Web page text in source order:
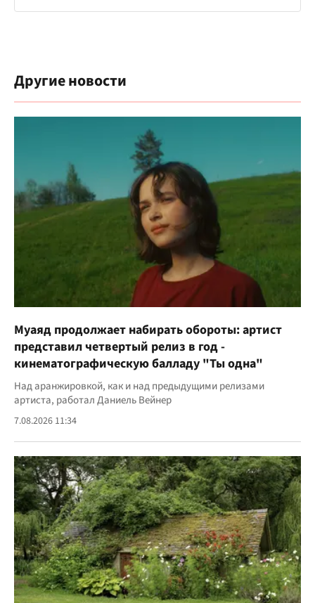
Другие новости
Муаяд продолжает набирать обороты: артист
представил четвертый релиз в год -
кинематографическую балладу "Ты одна"
Над аранжировкой, как и над предыдущими релизами
артиста, работал Даниель Вейнер
7.08.2026 11:34